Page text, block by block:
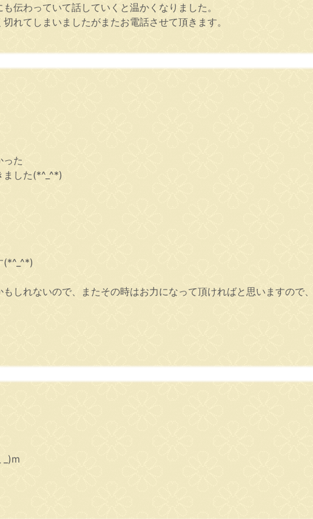
伝わっていて話していくと温かくなりました。
れてしまいましたがまたお電話させて頂きます。
った
ました(*^_^*)
(*^_^*)
しれないので、またその時はお力になって頂ければと思いますので
_)m